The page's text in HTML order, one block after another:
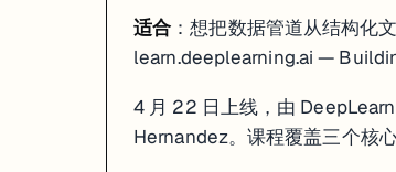
适合 ：想把数据管道从结构化
learn.deeplearning.ai —
4 月 22 日上线，由
Hernandez。课程覆盖三个核